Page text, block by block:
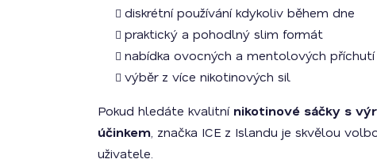
diskrétní používání kdykoliv během dne
praktický a pohodlný slim formát
nabídka ovocných a mentolových příchutí
výběr z více nikotinových sil
Pokud hledáte kvalitní nikotinové sáčky s
účinkem , značka ICE z Islandu je skvělou
uživatele.